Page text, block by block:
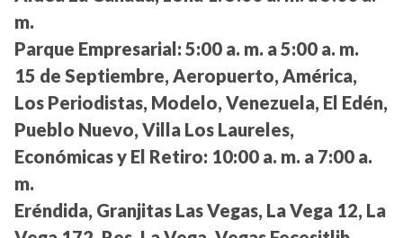
m.
Parque Empresarial: 5:00 a. m. a 5:00 a. m.
15 de Septiembre, Aeropuerto, América,
Los Periodistas, Modelo, Venezuela, El Edén,
Pueblo Nuevo, Villa Los Laureles,
Económicas y El Retiro: 10:00 a. m. a 7:00 a.
m.
Eréndida, Granjitas Las Vegas, La Vega 12, La